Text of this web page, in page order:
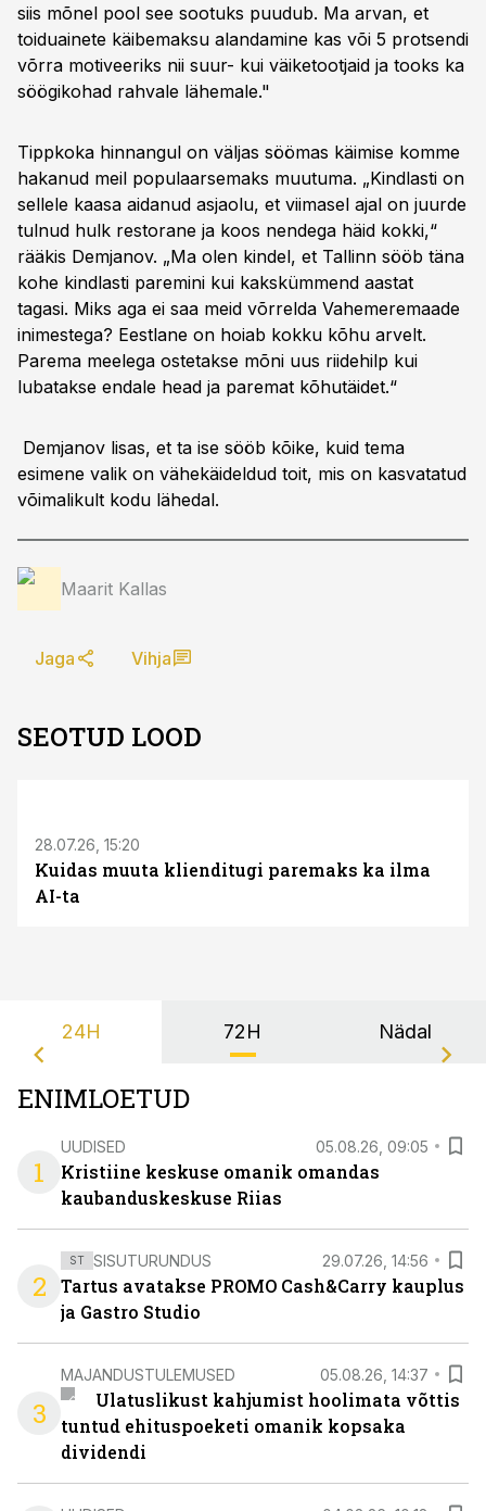
siis mõnel pool see sootuks puudub. Ma arvan, et
toiduainete käibemaksu alandamine kas või 5 protsendi
võrra motiveeriks nii suur- kui väiketootjaid ja tooks ka
söögikohad rahvale lähemale."
Tippkoka hinnangul on väljas söömas käimise komme
hakanud meil populaarsemaks muutuma. „Kindlasti on
sellele kaasa aidanud asjaolu, et viimasel ajal on juurde
tulnud hulk restorane ja koos nendega häid kokki,“
rääkis Demjanov. „Ma olen kindel, et Tallinn sööb täna
kohe kindlasti paremini kui kakskümmend aastat
tagasi. Miks aga ei saa meid võrrelda Vahemeremaade
inimestega? Eestlane on hoiab kokku kõhu arvelt.
Parema meelega ostetakse mõni uus riidehilp kui
lubatakse endale head ja paremat kõhutäidet.“
Demjanov lisas, et ta ise sööb kõike, kuid tema
esimene valik on vähekäideldud toit, mis on kasvatatud
võimalikult kodu lähedal.
Maarit Kallas
Jaga Vihja
SEOTUD LOOD
28.07.26, 15:20
Kuidas muuta klienditugi paremaks ka ilma
AI-ta
24H 72H Nädal
ENIMLOETUD
1
UUDISED 05.08.26, 09:05
Kristiine keskuse omanik omandas
kaubanduskeskuse Riias
2
ST SISUTURUNDUS 29.07.26, 14:56
Tartus avatakse PROMO Cash&Carry kauplus
ja Gastro Studio
3
MAJANDUSTULEMUSED 05.08.26, 14:37
Ulatuslikust kahjumist hoolimata võttis
tuntud ehituspoeketi omanik kopsaka
dividendi